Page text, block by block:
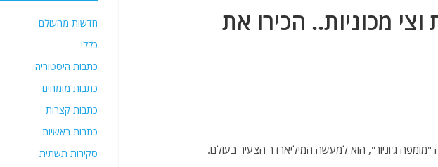
מכוניות.. הכירו את
ג'וניור", הוא למעשה המיליארדר הצעיר בעולם.
חדשות מהעולם
כללי
כתבות היסטוריה
כתבות מומחים
כתבות קצרות
כתבות ראשיות
סקירות תשתית